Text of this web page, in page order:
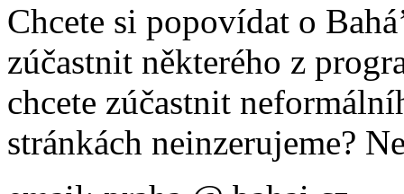
Chcete si popovídat o
zúčastnit některého z
chcete zúčastnit
stránkách neinzerujeme?